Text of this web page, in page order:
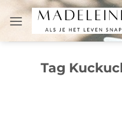
Inhalt
springen
Tag